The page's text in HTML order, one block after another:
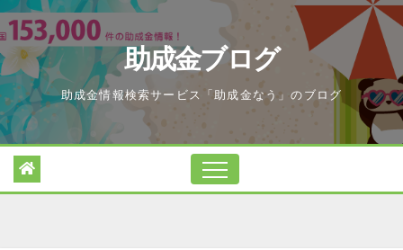
Skip
to
content
助成金ブログ
助成金情報検索サービス「助成金なう」のブログ